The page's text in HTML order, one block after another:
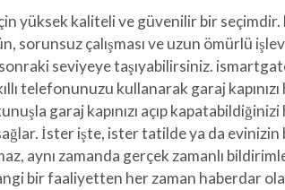
yüksek kaliteli ve güvenilir bir
sorunsuz çalışması ve uzun ömürlü
seviyeye taşıyabilirsiniz.
telefonunuzu kullanarak garaj
garaj kapınızı açıp
İster işte, ister tatilde ya da
aynı zamanda gerçek zamanlı
bir faaliyetten her zaman haberdar